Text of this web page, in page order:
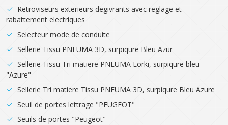
Retroviseurs exterieurs degivrants avec reglage et
rabattement electriques
Selecteur mode de conduite
Sellerie Tissu PNEUMA 3D, surpiqure Bleu Azur
Sellerie Tissu Tri matiere PNEUMA Lorki, surpiqure bleu
"Azure"
Sellerie Tri matiere Tissu PNEUMA 3D, surpiqure Bleu Azure
Seuil de portes lettrage "PEUGEOT"
Seuils de portes "Peugeot"